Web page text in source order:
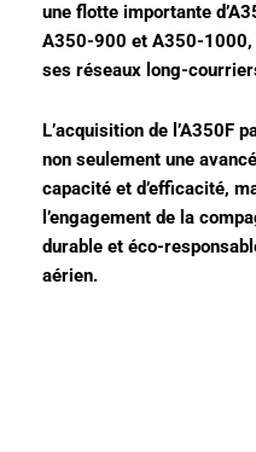
une flotte importante
A350-900 et A350-
ses réseaux long-
L’acquisition de l’A350F
non seulement une
capacité et d’efficacité,
l’engagement de la
durable et éco-
aérien.